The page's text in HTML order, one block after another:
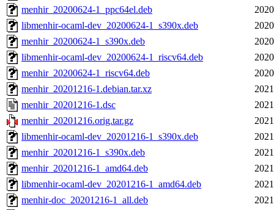
menhir_20200624-1_ppc64el.deb
libmenhir-ocaml-dev_20200624-1_s390x.deb
menhir_20200624-1_s390x.deb
libmenhir-ocaml-dev_20200624-1_riscv64.deb
menhir_20200624-1_riscv64.deb
menhir_20201216-1.debian.tar.xz
menhir_20201216-1.dsc
menhir_20201216.orig.tar.gz
libmenhir-ocaml-dev_20201216-1_s390x.deb
menhir_20201216-1_s390x.deb
menhir_20201216-1_amd64.deb
libmenhir-ocaml-dev_20201216-1_amd64.deb
menhir-doc_20201216-1_all.deb